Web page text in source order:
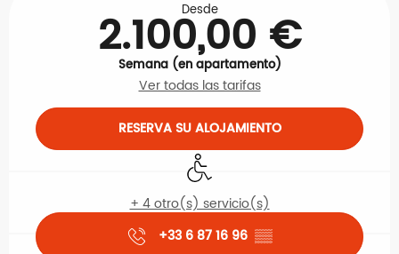
Desde
2.100,00 €
Semana (en apartamento)
Ver todas las tarifas
RESERVA SU ALOJAMIENTO
Acceso para minusválidos
+ 4 otro(s) servicio(s)
+33 6 87 16 96 ▒▒